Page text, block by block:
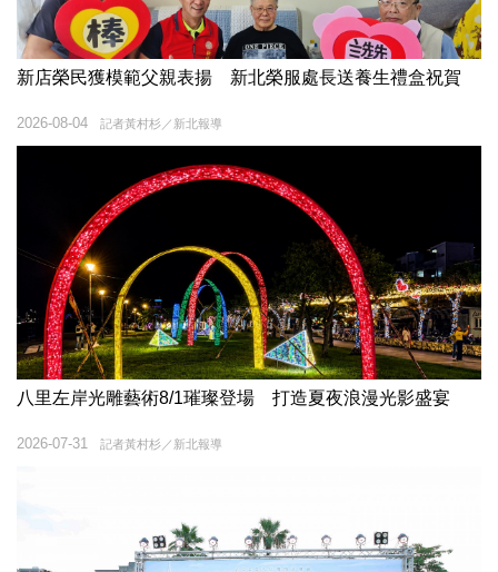
新店榮民獲模範父親表揚 新北榮服處長送養生禮盒祝賀
記者黃村杉／新北報導
2026-08-04
八里左岸光雕藝術8/1璀璨登場 打造夏夜浪漫光影盛宴
記者黃村杉／新北報導
2026-07-31